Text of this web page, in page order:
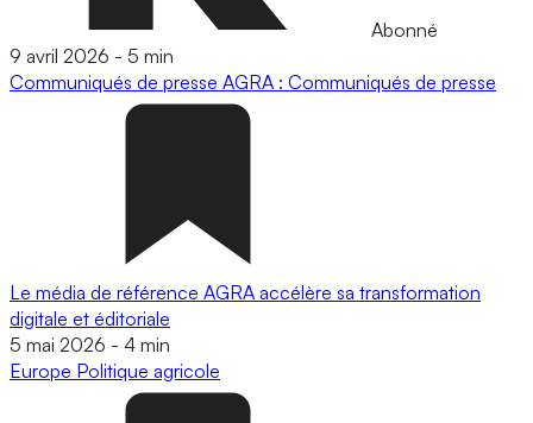
Abonné
9 avril 2026 - 5 min
Communiqués de presse AGRA : Communiqués de presse
Le média de référence AGRA accélère sa transformation
digitale et éditoriale
5 mai 2026 - 4 min
Europe Politique agricole